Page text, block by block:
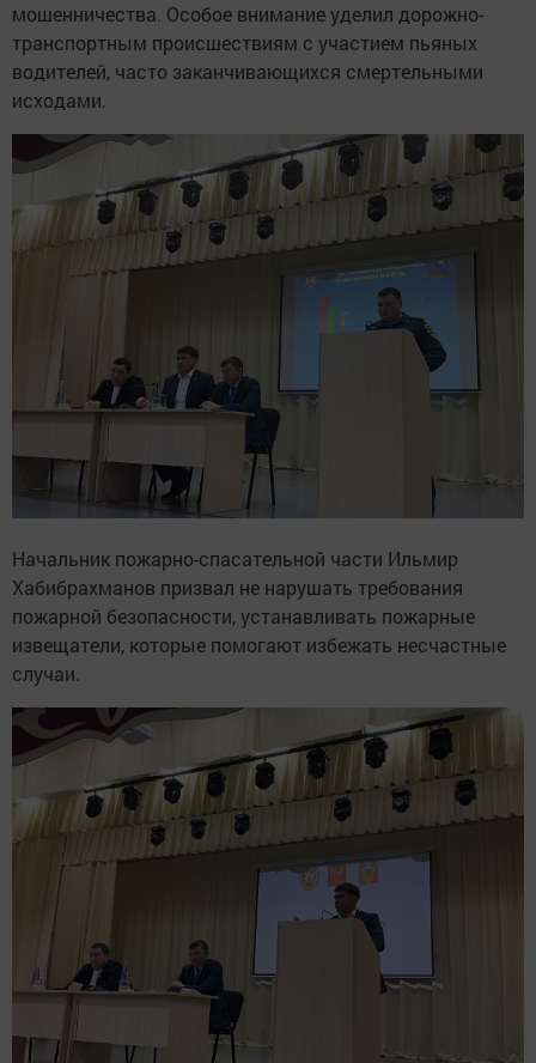
мошенничества. Особое внимание уделил дорожно-
транспортным происшествиям с участием пьяных
водителей, часто заканчивающихся смертельными
исходами.
Начальник пожарно-спасательной части Ильмир
Хабибрахманов призвал не нарушать требования
пожарной безопасности, устанавливать пожарные
извещатели, которые помогают избежать несчастные
случаи.